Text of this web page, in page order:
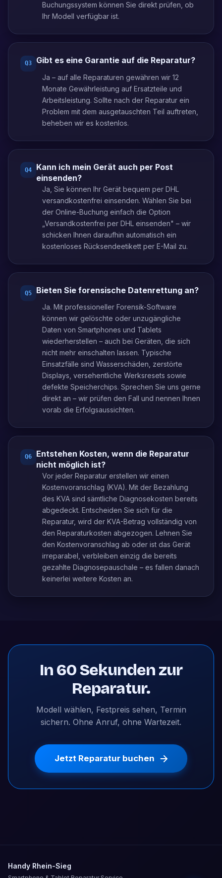
Buchungssystem können Sie direkt prüfen, ob
Ihr Modell verfügbar ist.
Q3 Gibt es eine Garantie auf die Reparatur?
Ja – auf alle Reparaturen gewähren wir 12
Monate Gewährleistung auf Ersatzteile und
Arbeitsleistung. Sollte nach der Reparatur ein
Problem mit dem ausgetauschten Teil auftreten,
beheben wir es kostenlos.
Q4
Kann ich mein Gerät auch per Post
einsenden?
Ja, Sie können Ihr Gerät bequem per DHL
versandkostenfrei einsenden. Wählen Sie bei
der Online-Buchung einfach die Option
„Versandkostenfrei per DHL einsenden" – wir
schicken Ihnen daraufhin automatisch ein
kostenloses Rücksendeetikett per E-Mail zu.
Q5 Bieten Sie forensische Datenrettung an?
Ja. Mit professioneller Forensik-Software
können wir gelöschte oder unzugängliche
Daten von Smartphones und Tablets
wiederherstellen – auch bei Geräten, die sich
nicht mehr einschalten lassen. Typische
Einsatzfälle sind Wasserschäden, zerstörte
Displays, versehentliche Werksresets sowie
defekte Speicherchips. Sprechen Sie uns gerne
direkt an – wir prüfen den Fall und nennen Ihnen
vorab die Erfolgsaussichten.
Q6
Entstehen Kosten, wenn die Reparatur
nicht möglich ist?
Vor jeder Reparatur erstellen wir einen
Kostenvoranschlag (KVA). Mit der Bezahlung
des KVA sind sämtliche Diagnosekosten bereits
abgedeckt. Entscheiden Sie sich für die
Reparatur, wird der KVA-Betrag vollständig von
den Reparaturkosten abgezogen. Lehnen Sie
den Kostenvoranschlag ab oder ist das Gerät
irreparabel, verbleiben einzig die bereits
gezahlte Diagnosepauschale – es fallen danach
keinerlei weitere Kosten an.
In 60 Sekunden zur
Reparatur.
Modell wählen, Festpreis sehen, Termin
sichern. Ohne Anruf, ohne Wartezeit.
Jetzt Reparatur buchen
Handy Rhein-Sieg